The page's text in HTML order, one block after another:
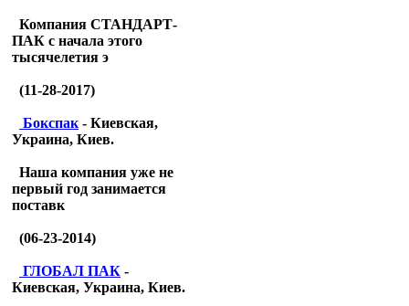
Компания СТАНДАРТ-
ПАК с начала этого
тысячелетия э
(11-28-2017)
Бокспак - Киевская,
Украина, Киев.
Наша компания уже не
первый год занимается
поставк
(06-23-2014)
ГЛОБАЛ ПАК -
Киевская, Украина, Киев.